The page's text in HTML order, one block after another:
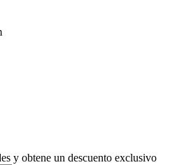
y obtene un descuento exclusivo